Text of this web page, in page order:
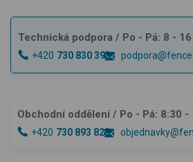
Technická podpora / Po - Pá: 8 -
+420 730 830 393
Obchodní oddělení / Po - Pá: 8:30 -
+420 730 893 828